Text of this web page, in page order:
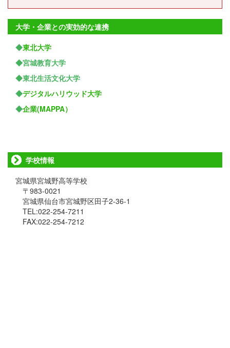
大学・企業との実効的な連携
◆東北大学
◆宮城教育大学
◆東北生活文化大学
◆デジタルハリウッド大学
◆企業(MAPPA）
学校情報
宮城県宮城野高等学校
〒983-0021
宮城県仙台市宮城野区田子2-36-1
TEL:022-254-7211
FAX:022-254-7212